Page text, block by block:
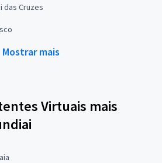
das Cruzes
Mostrar mais
Virtuais mais